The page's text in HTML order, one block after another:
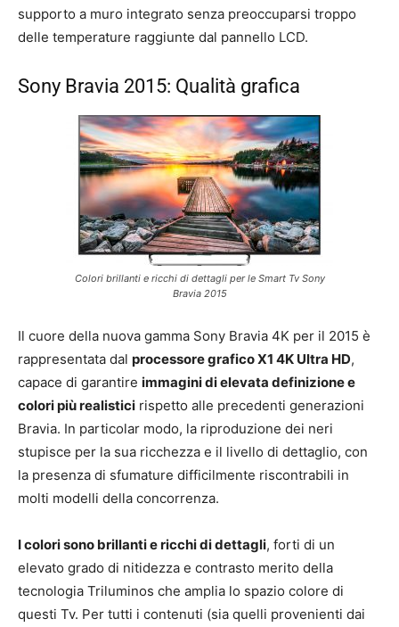
supporto a muro integrato senza preoccuparsi troppo
delle temperature raggiunte dal pannello LCD.
Sony Bravia 2015: Qualità grafica
Colori brillanti e ricchi di dettagli per le Smart Tv Sony
Bravia 2015
Il cuore della nuova gamma Sony Bravia 4K per il 2015 è
rappresentata dal processore grafico X1 4K Ultra HD,
capace di garantire immagini di elevata definizione e
colori più realistici rispetto alle precedenti generazioni
Bravia. In particolar modo, la riproduzione dei neri
stupisce per la sua ricchezza e il livello di dettaglio, con
la presenza di sfumature difficilmente riscontrabili in
molti modelli della concorrenza.
I colori sono brillanti e ricchi di dettagli, forti di un
elevato grado di nitidezza e contrasto merito della
tecnologia Triluminos che amplia lo spazio colore di
questi Tv. Per tutti i contenuti (sia quelli provenienti dai